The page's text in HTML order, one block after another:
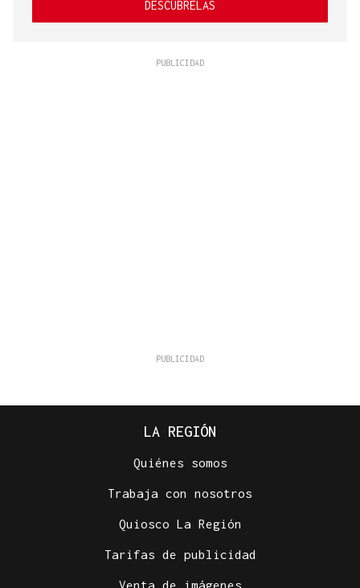
DESCÚBRELAS
LA REGIÓN
Quiénes somos
Trabaja con nosotros
Quiosco La Región
Tarifas de publicidad
Venta de imágenes